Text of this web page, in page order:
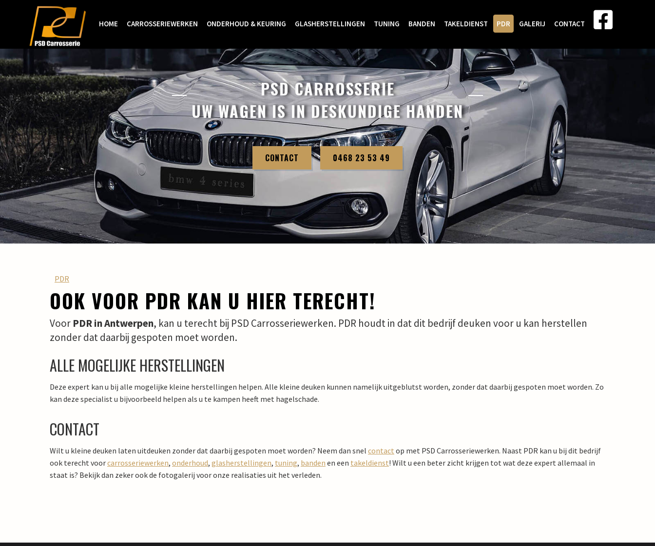
HOME CARROSSERIEWERKEN ONDERHOUD & KEURING GLASHERSTELLINGEN TUNING BANDEN TAKELDIENST PDR GALERIJ CONTACT
PSD CARROSSERIE
UW WAGEN IS IN DESKUNDIGE HANDEN
CONTACT 0468 23 53 49
PDR
OOK VOOR PDR KAN U HIER TERECHT!
Voor PDR in Antwerpen, kan u terecht bij PSD Carrosseriewerken. PDR houdt in dat dit bedrijf deuken voor u kan herstellen
zonder dat daarbij gespoten moet worden.
ALLE MOGELIJKE HERSTELLINGEN
Deze expert kan u bij alle mogelijke kleine herstellingen helpen. Alle kleine deuken kunnen namelijk uitgeblutst worden, zonder dat daarbij gespoten moet worden. Zo
kan deze specialist u bijvoorbeeld helpen als u te kampen heeft met hagelschade.
CONTACT
Wilt u kleine deuken laten uitdeuken zonder dat daarbij gespoten moet worden? Neem dan snel contact op met PSD Carrosseriewerken. Naast PDR kan u bij dit bedrijf
ook terecht voorcarrosseriewerken, onderhoud, glasherstellingen, tuning, banden en een takeldienst! Wilt u een beter zicht krijgen tot wat deze expert allemaal in
staat is? Bekijk dan zeker ook de fotogalerij voor onze realisaties uit het verleden.